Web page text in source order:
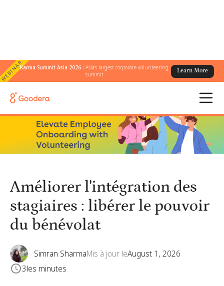
WEBINARKarma Summit Asia 2026 :Asia's largest corporate volunteering
summit
Learn More
← Tous les blogs
bénévolat
Améliorer l'intégration des
stagiaires : libérer le pouvoir
du bénévolat
Simran SharmaMis à jour leAugust 1, 2026
3les minutes